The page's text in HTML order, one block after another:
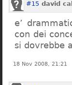
#15 david
e’
con dei
si dovrebbe
18 Nov 2008, 21:21